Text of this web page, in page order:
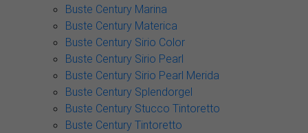
Buste Century Marina
Buste Century Materica
Buste Century Sirio Color
Buste Century Sirio Pearl
Buste Century Sirio Pearl Merida
Buste Century Splendorgel
Buste Century Stucco Tintoretto
Buste Century Tintoretto